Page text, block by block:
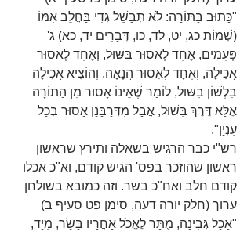
"כָּתוּב בַּתּוֹרָה: לֹא תְבַשֵּׁל גְּדִי בַּחֲלֵב אִמּוֹ
(שְׁמוֹת כג, יט, לד, כו, דְּבָרִים יד, כא) ג'
פְּעָמִים, אֶחָד לְאִסוּר בִּשּׁוּל, וְאֶחָד לְאִסוּר
אֲכִילָה, וְאֶחָד לְאִסוּר הֲנָאָה. וְהוֹצִיא אֲכִילָה
בִּלְשׁוֹן בִּשּׁוּל, לוֹמַר שֶׁאֵינוֹ אָסוּר מִן הַתּוֹרָה
אֶלָּא דֶּרֶךְ בִּשּׁוּל, אֲבָל מִדְּרַבָּנָן אָסוּר בְּכָל
עִנְיָן".
רש"י כבר הרגיש בשאלה ותירץ שראשון
ראשון שהוזכר בפס' הגיש קודם, וא"כ אכלו
קודם חלב ואח"כ בשר. וזה כמובא בשולחן
ערוך (חלק יורה דעה, סימן פט סעיף ב)
"אָכַל גְּבִינָה, מֻתָּר לֶאֱכֹל אַחֲרָיו בָּשָׂר, מִיָּד,